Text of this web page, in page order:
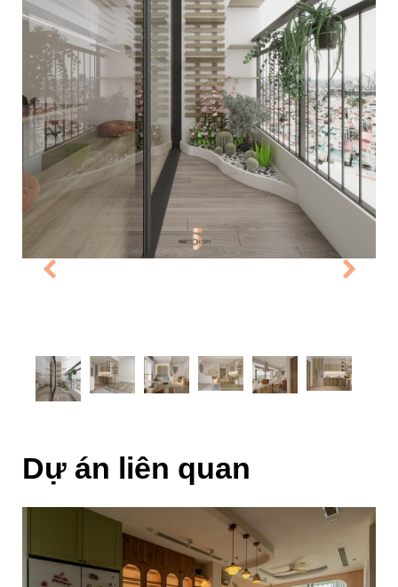
Dự án liên quan